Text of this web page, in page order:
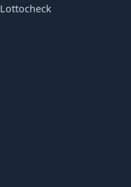
Lottocheck